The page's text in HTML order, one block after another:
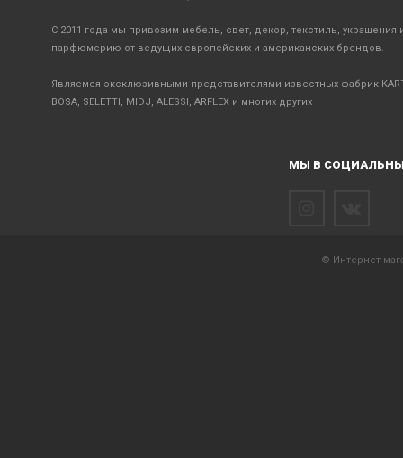
С 2011 года мы привозим мебель, свет, декор, текстиль, украшения
парфюмерию от ведущих европейских и американских брендов.
Являемся эксклюзивными представителями известных фабрик
BOSA, SELETTI, MIDJ, ALESSI, ARFLEX и многих других
МЫ В
© Интернет-